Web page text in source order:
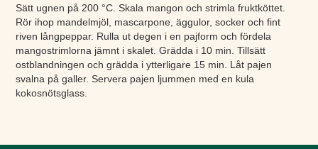
Sätt ugnen på 200 °C. Skala mangon och strimla fruktköttet.
Rör ihop mandelmjöl, mascarpone, äggulor, socker och fint
riven långpeppar. Rulla ut degen i en pajform och fördela
mangostrimlorna jämnt i skalet. Grädda i 10 min. Tillsätt
ostblandningen och grädda i ytterligare 15 min. Låt pajen
svalna på galler. Servera pajen ljummen med en kula
kokosnötsglass.